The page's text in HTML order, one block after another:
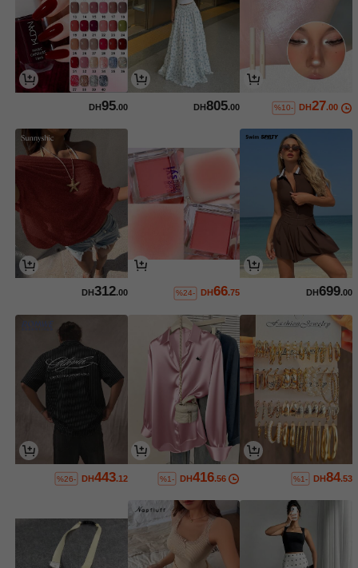
DH27.00
%10-
DH805.00
DH95.00
DH699.00
DH66.75
%24-
DH312.00
DH84.53
%1-
DH416.56
%1-
DH443.12
%26-